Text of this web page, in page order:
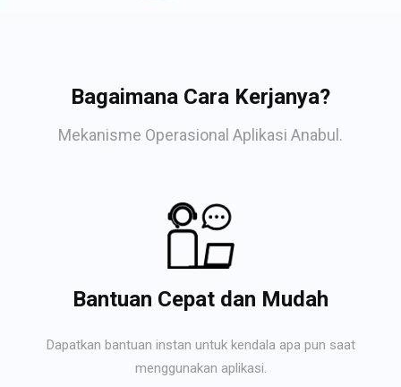
Bagaimana Cara Kerjanya?
Mekanisme Operasional Aplikasi Anabul.
Bantuan Cepat dan Mudah
Dapatkan bantuan instan untuk kendala apa pun saat
menggunakan aplikasi.